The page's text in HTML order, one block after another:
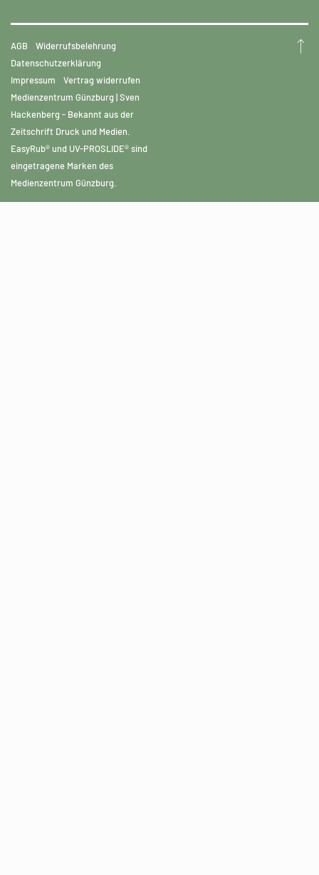
AGB
Widerrufsbelehrung
Datenschutzerklärung
Impressum
Vertrag widerrufen
Medienzentrum Günzburg | Sven
Hackenberg - Bekannt aus der
Zeitschrift Druck und Medien.
EasyRub® und UV-PROSLIDE® sind
eingetragene Marken des
Medienzentrum Günzburg.